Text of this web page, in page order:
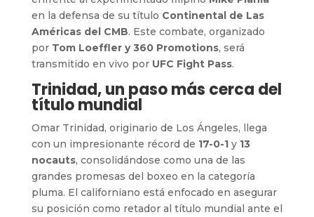
en la defensa de su título Continental de Las
Américas del CMB. Este combate, organizado
por Tom Loeffler y 360 Promotions, será
transmitido en vivo por UFC Fight Pass.
Trinidad, un paso más cerca del
título mundial
Omar Trinidad, originario de Los Ángeles, llega
con un impresionante récord de 17-0-1y 13
nocauts, consolidándose como una de las
grandes promesas del boxeo en la categoría
pluma. El californiano está enfocado en asegurar
su posición como retador al título mundial ante el